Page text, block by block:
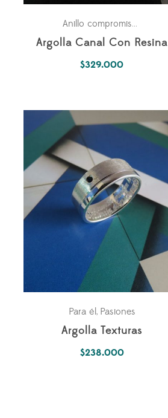
Anillo compromiso
Argolla Canal Con Resina
$329.000
Para él, Pasiones
Argolla Texturas
$238.000